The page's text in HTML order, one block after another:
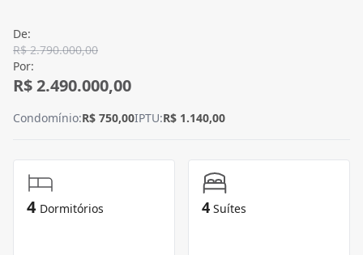
De:
R$ 2.790.000,00
Por:
R$ 2.490.000,00
Condomínio:R$ 750,00IPTU:R$ 1.140,00
4 Dormitórios 4 Suítes